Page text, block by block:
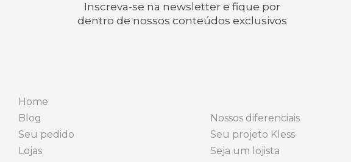
Inscreva-se na newsletter e fique por
dentro de nossos conteúdos exclusivos
Home
Blog
Seu pedido
Lojas
Nossos diferenciais
Seu projeto Kless
Seja um lojista